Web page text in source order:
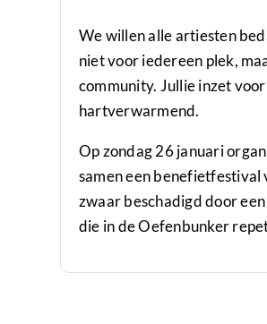
We willen alle artiesten
niet voor iedereen plek,
community. Jullie inzet
hartverwarmend.
Op zondag 26 januari
samen een
zwaar beschadigd door
die in de Oefenbunker